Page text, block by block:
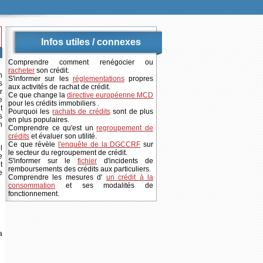
Infos utiles / connexes
Comprendre comment renégocier ou
racheter son crédit.
S'informer sur les réglementationspropres
aux activités de rachat de crédit.
Ce que change la directive européenne MCD
pour les crédits immobiliers .
Pourquoi les rachats de créditssont de plus
en plus populaires.
Comprendre ce qu'est unregroupement de
crédits et évaluer son utilité.
Ce que révèle
l'enquête de la DGCCRF sur
le secteur du regroupement de crédit.
S'informer sur le fichier d'incidents de
remboursements des crédits aux particuliers.
Comprendre les mesures d' un crédit à la
consommation et ses modalités de
fonctionnement.